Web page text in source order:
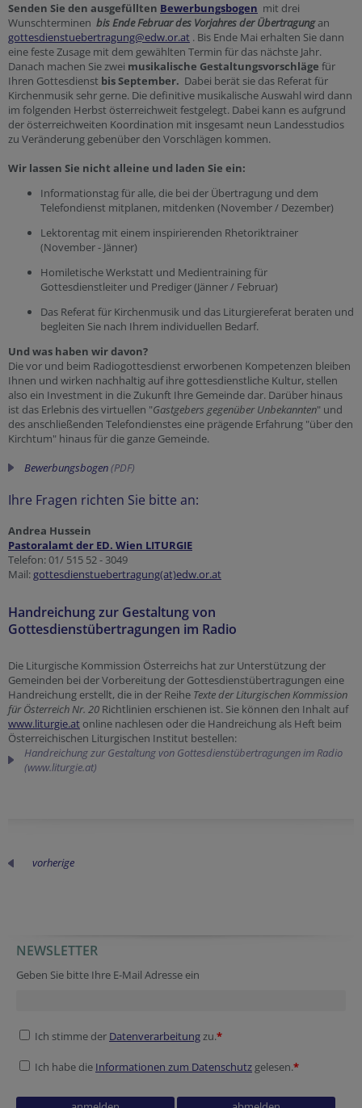
Senden Sie den ausgefüllten Bewerbungsbogen mit drei
Wunschterminen bis Ende Februar des Vorjahres der Übertragungan
gottesdienstuebertragung@edw.or.at . Bis Ende Mai erhalten Sie dann
eine feste Zusage mit dem gewählten Termin für das nächste Jahr.
Danach machen Sie zwei musikalische Gestaltungsvorschläge für
Ihren Gottesdienst bis September. Dabei berät sie das Referat für
Kirchenmusik sehr gerne. Die definitive musikalische Auswahl wird dann
im folgenden Herbst österreichweit festgelegt. Dabei kann es aufgrund
der österreichweiten Koordination mit insgesamt neun Landesstudios
zu Veränderung gebenüber den Vorschlägen kommen.
Wir lassen Sie nicht alleine und laden Sie ein:
Informationstag für alle, die bei der Übertragung und dem
Telefondienst mitplanen, mitdenken (November / Dezember)
Lektorentag mit einem inspirierenden Rhetoriktrainer
(November - Jänner)
Homiletische Werkstatt und Medientraining für
Gottesdienstleiter und Prediger (Jänner / Februar)
Das Referat für Kirchenmusik und das Liturgiereferat beraten und
begleiten Sie nach Ihrem individuellen Bedarf.
Und was haben wir davon?
Die vor und beim Radiogottesdienst erworbenen Kompetenzen bleiben
Ihnen und wirken nachhaltig auf ihre gottesdienstliche Kultur, stellen
also ein Investment in die Zukunft Ihre Gemeinde dar. Darüber hinaus
ist das Erlebnis des virtuellen "Gastgebers gegenüber Unbekannten" und
des anschließenden Telefondienstes eine prägende Erfahrung "über den
Kirchtum" hinaus für die ganze Gemeinde.
Bewerbungsbogen(PDF)
Ihre Fragen richten Sie bitte an:
Andrea Hussein
Pastoralamt der ED. Wien LITURGIE
Telefon: 01/ 515 52 - 3049
Mail:gottesdienstuebertragung(at)edw.or.at
Handreichung zur Gestaltung von
Gottesdienstübertragungen im Radio
Die Liturgische Kommission Österreichs hat zur Unterstützung der
Gemeinden bei der Vorbereitung der Gottesdienstübertragungen eine
Handreichung erstellt, die in der Reihe Texte der Liturgischen Kommission
für Österreich Nr. 20 Richtlinien erschienen ist. Sie können den Inhalt auf
www.liturgie.at online nachlesen oder die Handreichung als Heft beim
Österreichischen Liturgischen Institut bestellen:
Handreichung zur Gestaltung von Gottesdienstübertragungen im Radio
(www.liturgie.at)
vorherige
NEWSLETTER
Geben Sie bitte Ihre E-Mail Adresse ein
Ich stimme der Datenverarbeitungzu.*
Ich habe die Informationen zum Datenschutz gelesen.*